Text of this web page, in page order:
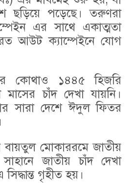
ছড়িয়ে পড়েছে। তরুণরা
এর সাথে একাত্মতা
আউট ক্যাম্পেইনে যোগ
কোথাও ১৪৪৫ হিজরি
চাঁদ দেখা যায়নি।
সারা দেশে ঈদুল ফিতর
বায়তুল মোকাররমে জাতীয়
জাতীয় চাঁদ দেখা
গৃহীত হয়।